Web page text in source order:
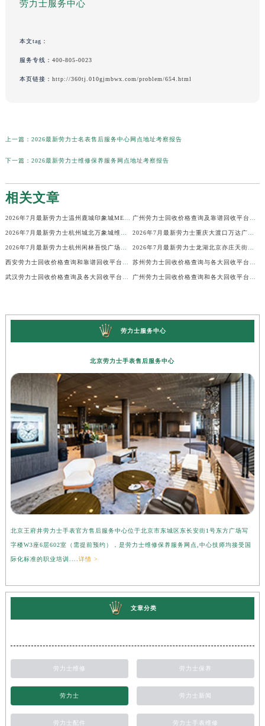
劳力士服务中心
本文tag：
服务专线： 400-805-0023
本页链接： http://360tj.010gjmbwx.com/problem/654.html
上一篇： 2026最新劳力士名表售后服务中心网点地址考察报告
下一篇： 2026最新劳力士维修保养服务网点地址考察报告
相关文章
劳力士服务中心
北京劳力士手表售后服务中心
北京王府井劳力士手表官方售后服务中心位于北京市东城区东长安街1号东方广场写
字楼W3座6层602室（需提前预约），是劳力士维修保养服务网点,中心技师均接受国
际化标准的职业培训.... 详情 >
文章分类
劳力士维修 劳力士保养
劳力士 劳力士新闻
劳力士配件 劳力士手表维修